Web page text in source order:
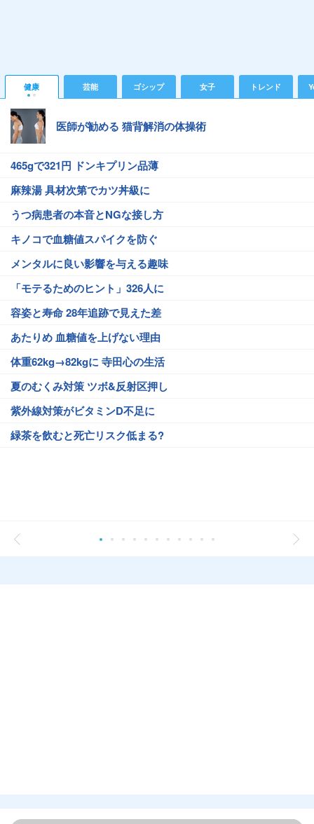
健康 芸能 ゴシップ 女子 トレンド
医師が勧める 猫背解消の体操術
465gで321円 ドンキプリン品薄
麻辣湯 具材次第でカツ丼級に
うつ病患者の本音とNGな接し方
キノコで血糖値スパイクを防ぐ
メンタルに良い影響を与える趣味
「モテるためのヒント」326人に
容姿と寿命 28年追跡で見えた差
あたりめ 血糖値を上げない理由
体重62kg→82kgに 寺田心の生活
夏のむくみ対策 ツボ&反射区押し
紫外線対策がビタミンD不足に
緑茶を飲むと死亡リスク低まる?